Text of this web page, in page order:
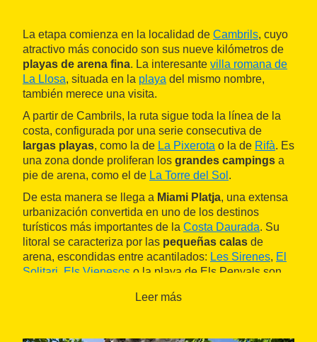
La etapa comienza en la localidad de Cambrils, cuyo
atractivo más conocido son sus nueve kilómetros de
playas de arena fina. La interesante villa romana de
La Llosa, situada en la playa del mismo nombre,
también merece una visita.
A partir de Cambrils, la ruta sigue toda la línea de la
costa, configurada por una serie consecutiva de
largas playas, como la de La Pixerota o la de Rifà. Es
una zona donde proliferan los grandes campings a
pie de arena, como el de La Torre del Sol .
De esta manera se llega a Miami Platja, una extensa
urbanización convertida en uno de los destinos
turísticos más importantes de la Costa Daurada. Su
litoral se caracteriza por las pequeñas calas de
arena, escondidas entre acantilados: Les Sirenes, El
Solitari Els Vienesos o la playa de Els Penyals son
Costa Brava.
desembocadura delrío Llastres, que hace de límite
Leer más